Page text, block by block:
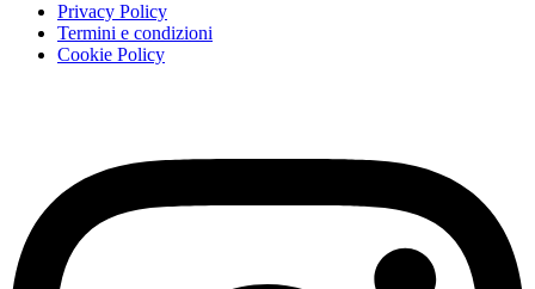
Privacy Policy
Termini e condizioni
Cookie Policy